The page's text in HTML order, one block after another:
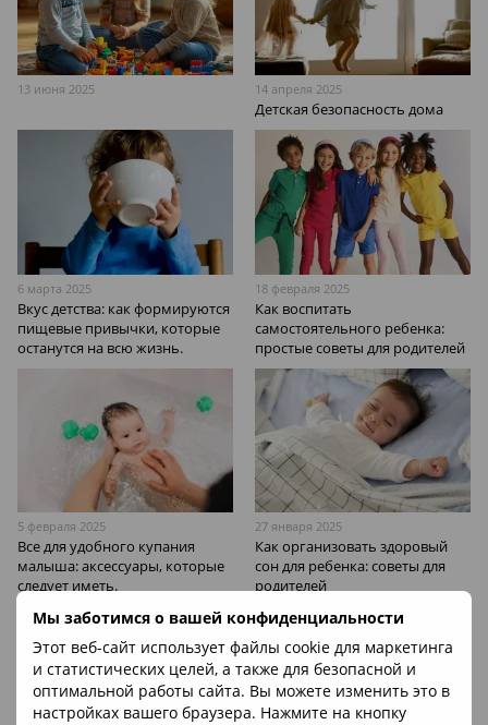
Мы заботимся о вашей конфиденциальности
Этот веб-сайт использует файлы cookie для маркетинга
и статистических целей, а также для безопасной и
оптимальной работы сайта. Вы можете изменить это в
настройках вашего браузера. Нажмите на кнопку
13 июня 2025 14 апреля 2025
Детская безопасность дома
6 марта 2025
Вкус детства: как формируются
пищевые привычки, которые
останутся на всю жизнь.
18 февраля 2025
Как воспитать
самостоятельного ребенка:
простые советы для родителей
5 февраля 2025
Все для удобного купания
малыша: аксессуары, которые
следует иметь.
27 января 2025
Как организовать здоровый
сон для ребенка: советы для
родителей